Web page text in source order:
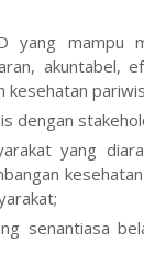
yang mampu
akuntabel,
kesehatan
dengan
yang
senantiasa